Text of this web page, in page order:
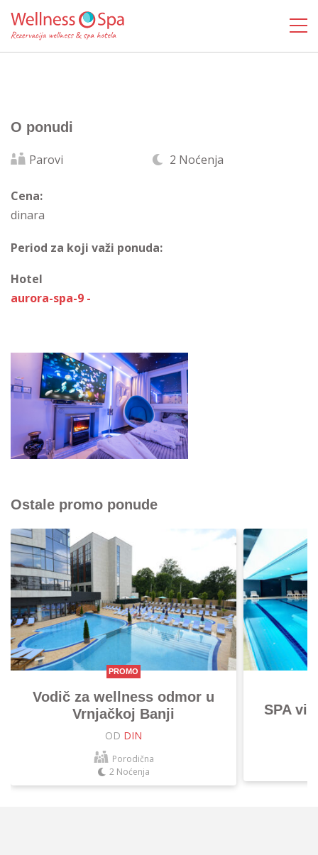
O ponudi
Parovi 2 Noćenja
Cena:
dinara
Period za koji važi ponuda:
Hotel
aurora-spa-9 -
Ostale promo ponude
PROMO
Vodič za wellness odmor u
Vrnjačkoj Banji
OD DIN
Porodična
2 Noćenja
SPA